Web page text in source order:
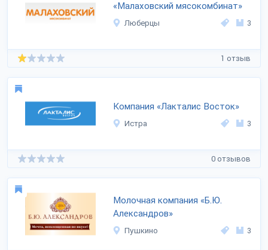
«Малаховский мясокомбинат»
Люберцы 3
1 отзыв
Компания «Лакталис Восток»
Истра 3
0 отзывов
Молочная компания «Б.Ю.
Александров»
Пушкино 3